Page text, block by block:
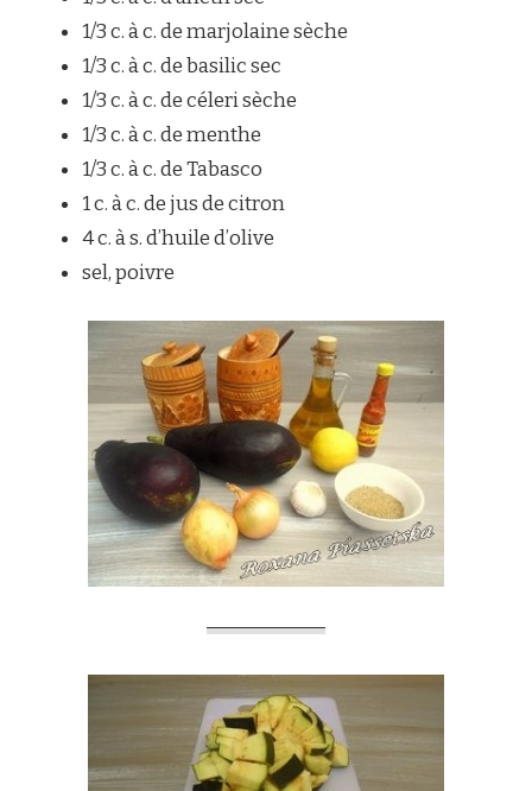
1/3 c. à c. de marjolaine sèche
1/3 c. à c. de basilic sec
1/3 c. à c. de céleri sèche
1/3 c. à c. de menthe
1/3 c. à c. de Tabasco
1 c. à c. de jus de citron
4 c. à s. d’huile d’olive
sel, poivre